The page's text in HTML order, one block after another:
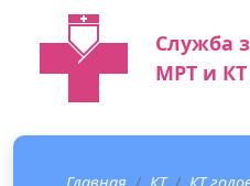
Служба
МРТ и
Главная КТ КТ